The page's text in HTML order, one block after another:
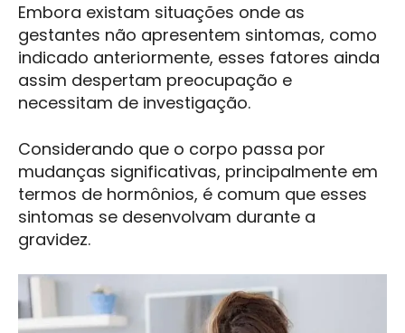
Embora existam situações onde as
gestantes não apresentem sintomas, como
indicado anteriormente, esses fatores ainda
assim despertam preocupação e
necessitam de investigação.
Considerando que o corpo passa por
mudanças significativas, principalmente em
termos de hormônios, é comum que esses
sintomas se desenvolvam durante a
gravidez.